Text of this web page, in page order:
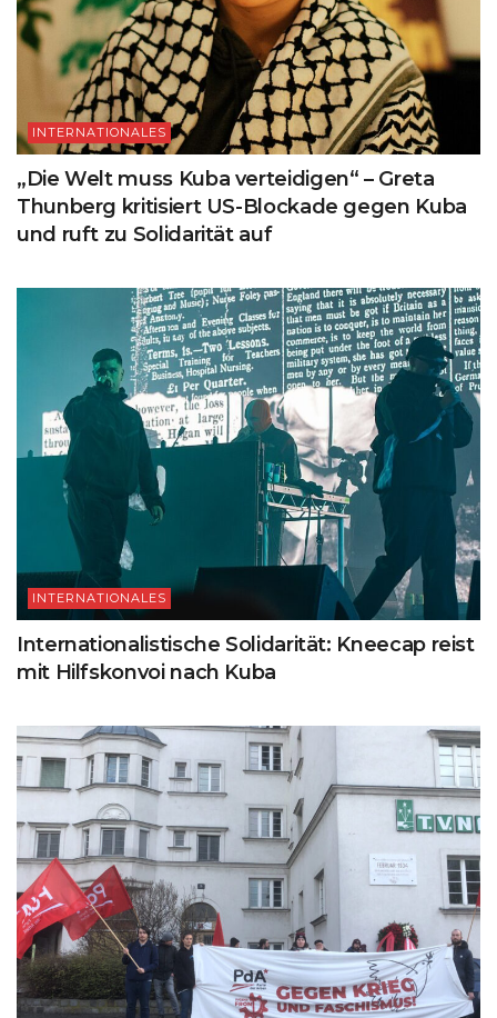
INTERNATIONALES
„Die Welt muss Kuba verteidigen“ – Greta
Thunberg kritisiert US-Blockade gegen Kuba
und ruft zu Solidarität auf
INTERNATIONALES
Internationalistische Solidarität: Kneecap reist
mit Hilfskonvoi nach Kuba